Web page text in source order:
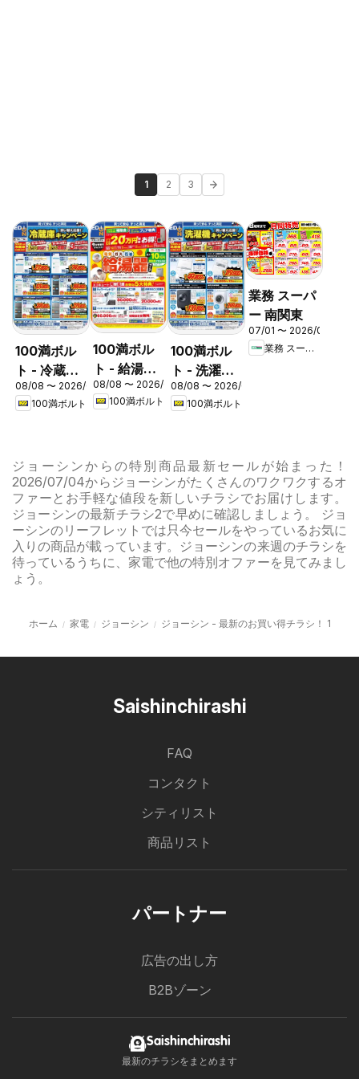
1 2 3
100満ボル
ト - 冷蔵庫
キャンペー
ン
08/08 〜 2026/08/16
100満ボルト
100満ボル
ト - 給湯器
フェア
08/08 〜 2026/08/31
100満ボルト
100満ボル
ト - 洗濯機
キャンペー
ン
08/08 〜 2026/08/16
100満ボルト
業務 スーパ
ー 南関東
07/01 〜 2026/08/31
業務 スーパー
ジョーシンからの特別商品最新セールが始まった！
2026/07/04からジョーシンがたくさんのワクワクするオ
ファーとお手軽な値段を新しいチラシでお届けします。
ジョーシンの最新チラシ2で早めに確認しましょう。 ジョ
ーシンのリーフレットでは只今セールをやっているお気に
入りの商品が載っています。ジョーシンの来週のチラシを
待っているうちに、家電で他の特別オファーを見てみまし
ょう。
ホーム 家電 ジョーシン ジョーシン - 最新のお買い得チラシ！ 1
Saishinchirashi
FAQ
コンタクト
シティリスト
商品リスト
パートナー
広告の出し方
B2Bゾーン
Saishinchirashi
最新のチラシをまとめます